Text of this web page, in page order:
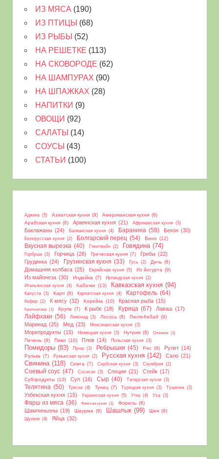
ИЗ МЯСА (190)
ИЗ ПТИЦЫ (68)
ИЗ РЫБЫ (52)
НА РЕШЕТКЕ (113)
НА СКОВОРОДЕ (62)
НА ШАМПУРАХ (90)
НА ШПАЖКАХ (28)
НАПИТКИ (9)
ОВОЩИ (92)
САЛАТЫ (14)
СОУСЫ (43)
СТАТЬИ (100)
Аджика (5) Азиатская кухня (9) Американская кухня (8)
Арабская кухня (8) Армянская кухня (21) Африканская кухня (3)
Баклажаны (24) Балканская кухня (4) Баранина (58) Бекон (30)
Белорусская кухня (2) Болгарский перец (54) Вино (12)
Вкусная вырезка (40) Глинтвейн (2) Говядина (74)
Горбуша (3) Горчица (26) Греческая кухня (7) Грибы (22)
Грудинка (24) Грузинская кухня (33) Гусь (2) Дичь (6)
Домашняя колбаса (25) Еврейская кухня (5) Из йогурта (9)
Из майонеза (30) Индейка (7) Ирландская кухня (2)
Итальянская кухня (4) Кабачки (13) Кавказская кухня (94)
Капуста (3) Карп (8) Карпатская кухня (4) Картофель (64)
Кефир (2) К мясу (32) Корейка (10) Красная рыба (15)
Крольчатина (1) Крупа (7) К рыбе (18) Курица (67) Лаваш (17)
Лайфхаки (56) Лимонад (3) Лосось (8) Люля-Кебаб (9)
Маринад (25) Мед (23) Мексиканская кухня (3)
Морепродукты (15) Немецкая кухня (3) Нутрия (9) Оленина (1)
Печень (9) Пиво (10) Плов (14) Польская кухня (3)
Помидоры (83) Пунш (3) Ребрышки (45) Рис (9) Рулет (14)
Рулька (7) Румынская кухня (2) Русская кухня (142) Сало (21)
Свинина (118) Семга (7) Сербская кухня (3) Скумбрия (2)
Соевый соус (47) Сосиски (3) Специи (21) Стейк (17)
Субпродукты (10) Суп (16) Сыр (40) Татарская кухня (3)
Телятина (50) Треска (4) Тунец (7) Турецкая кухня (3) Тушенка (3)
Узбекская кухня (15) Украинская кухня (5) Утка (4) Уха (3)
Фарш из мяса (36) Финская кухня (1) Форель (8)
Шампиньоны (19) Шаурма (8) Шашлык (99) Шея (9)
Шулюм (4) Яйца (32)